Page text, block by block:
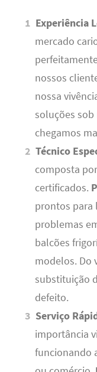
Experiência
mercado
nossos
nossa
soluções sob
chegamos
Técnico
composta
certificados.
prontos para
problemas
balcões
modelos. Do
substituição
defeito.
Serviço
importância
funcionando